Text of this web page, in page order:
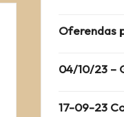
Oferendas
04/10/23 –
17-09-23